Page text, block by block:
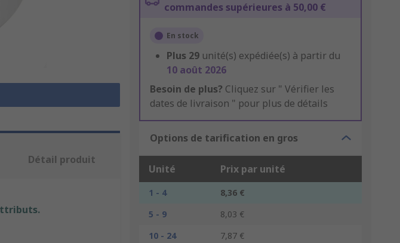
commandes supérieures à 50,00 €
En stock
Plus 29 unité(s) expédiée(s) à partir du
10 août 2026
Besoin de plus? Cliquez sur " Vérifier les
dates de livraison " pour plus de détails
Options de tarification en gros
Unité Prix par unité
1 - 4
8,36 €
5 - 9
8,03 €
10 - 24
7,87 €
Détail produit